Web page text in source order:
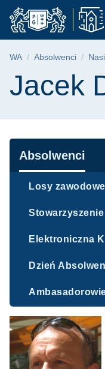
Przejdź
do
menu
Przejdź
do
wyszukiwarki
Przejdź
do
treści
Jacek
Ścieżka
WA Absolwenci
Treść
Jacek
Nawigacja
Absolwenci
Losy
Elektroniczna
Dzień